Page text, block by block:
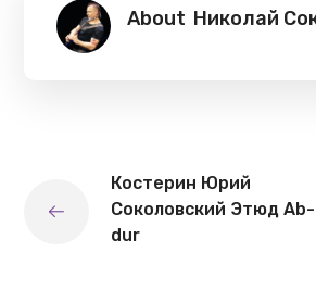
About Николай
Костерин Юрий
Соколовский Этюд Ab-
dur